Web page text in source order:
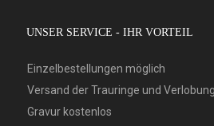
UNSER SERVICE - IHR VORTEIL
Einzelbestellungen möglich
Versand der Trauringe und
Gravur kostenlos